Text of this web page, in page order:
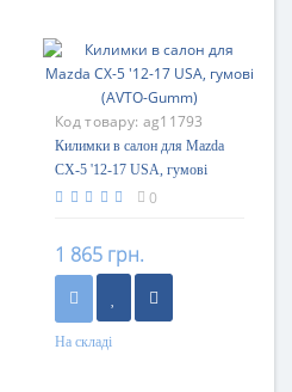
Код товару: ag11793
Килимки в салон для Mazda
CX-5 '12-17 USA, гумові
(AVTO-Gumm) 0
1 865 грн.
На складі